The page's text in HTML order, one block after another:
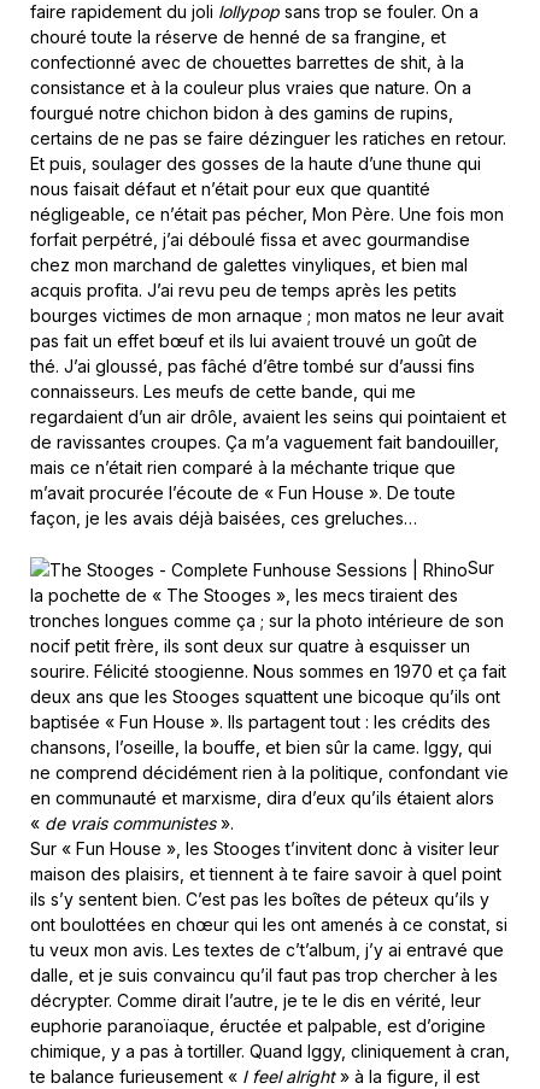
faire rapidement du joli lollypop sans trop se fouler. On a
chouré toute la réserve de henné de sa frangine, et
confectionné avec de chouettes barrettes de shit, à la
consistance et à la couleur plus vraies que nature. On a
fourgué notre chichon bidon à des gamins de rupins,
certains de ne pas se faire dézinguer les ratiches en retour.
Et puis, soulager des gosses de la haute d’une thune qui
nous faisait défaut et n’était pour eux que quantité
négligeable, ce n’était pas pécher, Mon Père. Une fois mon
forfait perpétré, j’ai déboulé fissa et avec gourmandise
chez mon marchand de galettes vinyliques, et bien mal
acquis profita. J’ai revu peu de temps après les petits
bourges victimes de mon arnaque ; mon matos ne leur avait
pas fait un effet bœuf et ils lui avaient trouvé un goût de
thé. J’ai gloussé, pas fâché d’être tombé sur d’aussi fins
connaisseurs. Les meufs de cette bande, qui me
regardaient d’un air drôle, avaient les seins qui pointaient et
de ravissantes croupes. Ça m’a vaguement fait bandouiller,
mais ce n’était rien comparé à la méchante trique que
m’avait procurée l’écoute de « Fun House ». De toute
façon, je les avais déjà baisées, ces greluches…
Sur
la pochette de « The Stooges », les mecs tiraient des
tronches longues comme ça ; sur la photo intérieure de son
nocif petit frère, ils sont deux sur quatre à esquisser un
sourire. Félicité stoogienne. Nous sommes en 1970 et ça fait
deux ans que les Stooges squattent une bicoque qu’ils ont
baptisée « Fun House ». Ils partagent tout : les crédits des
chansons, l’oseille, la bouffe, et bien sûr la came. Iggy, qui
ne comprend décidément rien à la politique, confondant vie
en communauté et marxisme, dira d’eux qu’ils étaient alors
« de vrais communistes».
Sur « Fun House », les Stooges t’invitent donc à visiter leur
maison des plaisirs, et tiennent à te faire savoir à quel point
ils s’y sentent bien. C’est pas les boîtes de péteux qu’ils y
ont boulottées en chœur qui les ont amenés à ce constat, si
tu veux mon avis. Les textes de c’t’album, j’y ai entravé que
dalle, et je suis convaincu qu’il faut pas trop chercher à les
décrypter. Comme dirait l’autre, je te le dis en vérité, leur
euphorie paranoïaque, éructée et palpable, est d’origine
chimique, y a pas à tortiller. Quand Iggy, cliniquement à cran,
te balance furieusement « I feel alright» à la figure, il est